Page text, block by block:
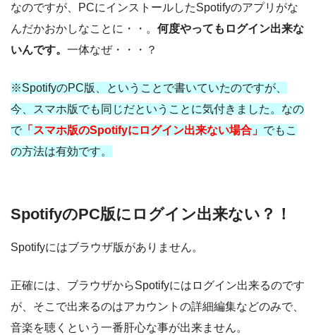
なのですが、PCにインストールしたSpotifyのアプリがな
んだかおかしなことに・・。 何度やってもログイン出来な
いんです。 一体なぜ・・・？
※SpotifyのPC版、ということで書いていたのですが、
今、スマホ版でも同じだということに気付きました。なの
で 「スマホ版のSpotifyにログイン出来ない場合」 でもこ
の方法は有効です。
SpotifyのPC版にログイン出来ない？！
Spotifyにはブラウザ版がありません。
正確には、ブラウザからSpotifyにはログイン出来るのです
が、そこで出来るのはアカウントの詳細編集などのみで、
音楽を聴くという一番肝心な事が出来ません。